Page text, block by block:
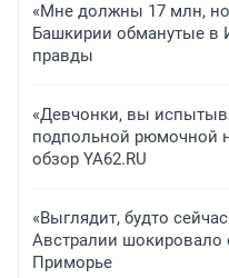
«Мне должны 17 млн, но
Башкирии обманутые в
правды
«Девчонки, вы
подпольной рюмочной
обзор YA62.RU
«Выглядит, будто
Австралии шокировало
Приморье